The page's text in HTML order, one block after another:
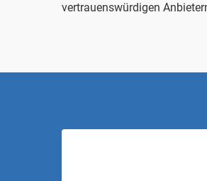
vertrauenswürdigen